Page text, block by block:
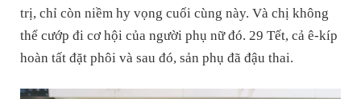
trị, chỉ còn niềm hy vọng cuối cùng này. Và chị không
thể cướp đi cơ hội của người phụ nữ đó. 29 Tết, cả ê-kíp
hoàn tất đặt phôi và sau đó, sản phụ đã đậu thai.